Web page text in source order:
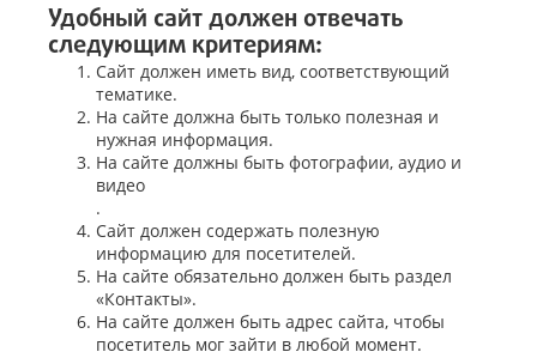
Удобный сайт должен отвечать
следующим критериям:
Сайт должен иметь вид, соответствующий
тематике.
На сайте должна быть только полезная и
нужная информация.
На сайте должны быть фотографии, аудио и
видео
.
Сайт должен содержать полезную
информацию для посетителей.
На сайте обязательно должен быть раздел
«Контакты».
На сайте должен быть адрес сайта, чтобы
посетитель мог зайти в любой момент.